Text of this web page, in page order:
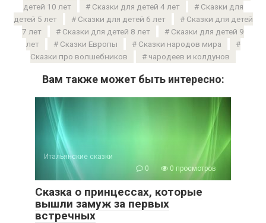
детей 10 лет
Сказки для детей 4 лет
Сказки для
детей 5 лет
Сказки для детей 6 лет
Сказки для детей
7 лет
Сказки для детей 8 лет
Сказки для детей 9
лет
Сказки Европы
Сказки народов мира
Сказки про волшебников
чародеев и колдунов
Вам также может быть интересно:
Итальянские сказки
0
0 просмотров
Сказка о принцессах, которые
вышли замуж за первых
встречных